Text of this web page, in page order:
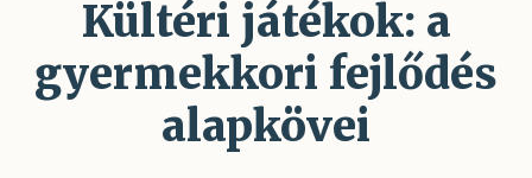
Kültéri játékok: a
gyermekkori fejlődés
alapkövei